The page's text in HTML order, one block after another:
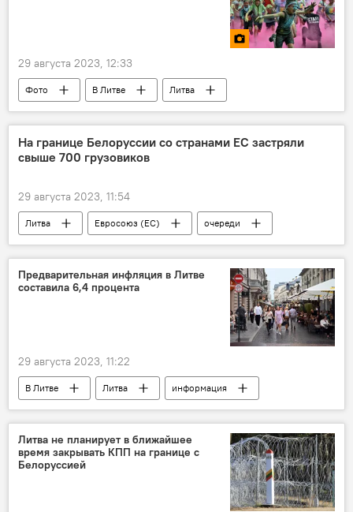
29 августа 2023, 12:33
Фото В Литве
Литва
Фото
Мультимедиа
Вильнюс
забег
Спорт
На границе Белоруссии со странами ЕС застряли
свыше 700 грузовиков
29 августа 2023, 11:54
Литва Евросоюз (ЕС)
очереди
очереди на границах
Белоруссия
Предварительная инфляция в Литве
составила 6,4 процента
29 августа 2023, 11:22
В Литве Литва
информация
Экономика
экономика
Литва не планирует в ближайшее
время закрывать КПП на границе с
Белоруссией